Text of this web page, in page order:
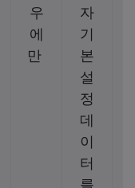
우
에
만
자
기
본
설
정
데
이
터
를